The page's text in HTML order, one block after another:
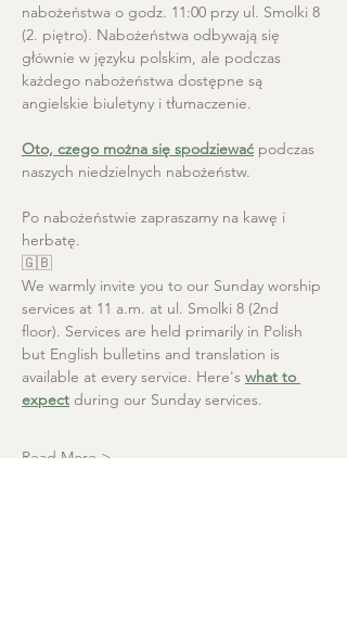
nabożeństwa o godz. 11:00 przy ul. Smolki 8
(2. piętro). Nabożeństwa odbywają się
głównie w języku polskim, ale podczas
każdego nabożeństwa dostępne są
angielskie biuletyny i tłumaczenie.
Oto, czego można się spodziewać podczas
naszych niedzielnych nabożeństw.
Po nabożeństwie zapraszamy na kawę i
herbatę.
🇬🇧
We warmly invite you to our Sunday worship
services at 11 a.m. at ul. Smolki 8 (2nd
floor). Services are held primarily in Polish
but English bulletins and translation is
available at every service. Here's what to
expect during our Sunday services.
Read More >